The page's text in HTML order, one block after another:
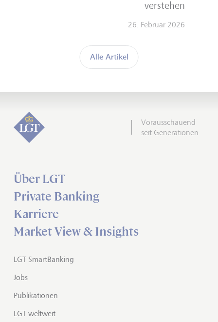
Alle Artikel
verstehen
26. Februar 2026
Vorausschauend
seit Generationen
Über LGT
Private Banking
Karriere
Market View & Insights
LGT SmartBanking
Jobs
Publikationen
LGT weltweit